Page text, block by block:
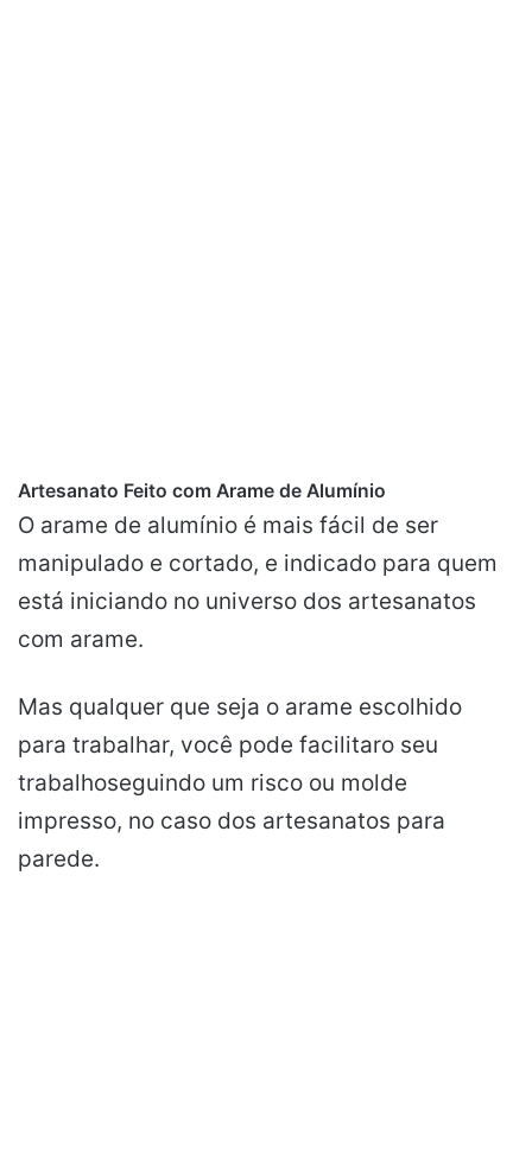
Artesanato Feito com Arame de Alumínio
O arame de alumínio é mais fácil de ser
manipulado e cortado, e indicado para quem
está iniciando no universo dos artesanatos
com arame.
Mas qualquer que seja o arame escolhido
para trabalhar, você pode facilitaro seu
trabalhoseguindo um risco ou molde
impresso, no caso dos artesanatos para
parede.